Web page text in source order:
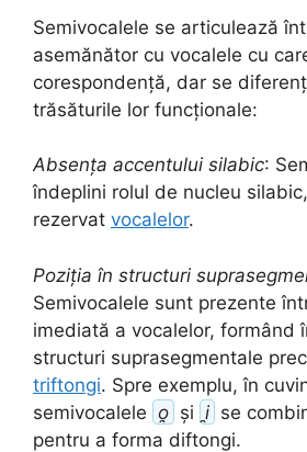
Semivocalele se articulează
asemănător cu vocalele cu
corespondență, dar se
trăsăturile lor funcționale:
Absența accentului silabic:
îndeplini rolul de nucleu
rezervat vocalelor.
Poziția în structuri
Semivocalele sunt prezente
imediată a vocalelor, formând
structuri suprasegmentale
triftongi. Spre exemplu, în
semivocalele o̯ și i̯ se
pentru a forma diftongi.